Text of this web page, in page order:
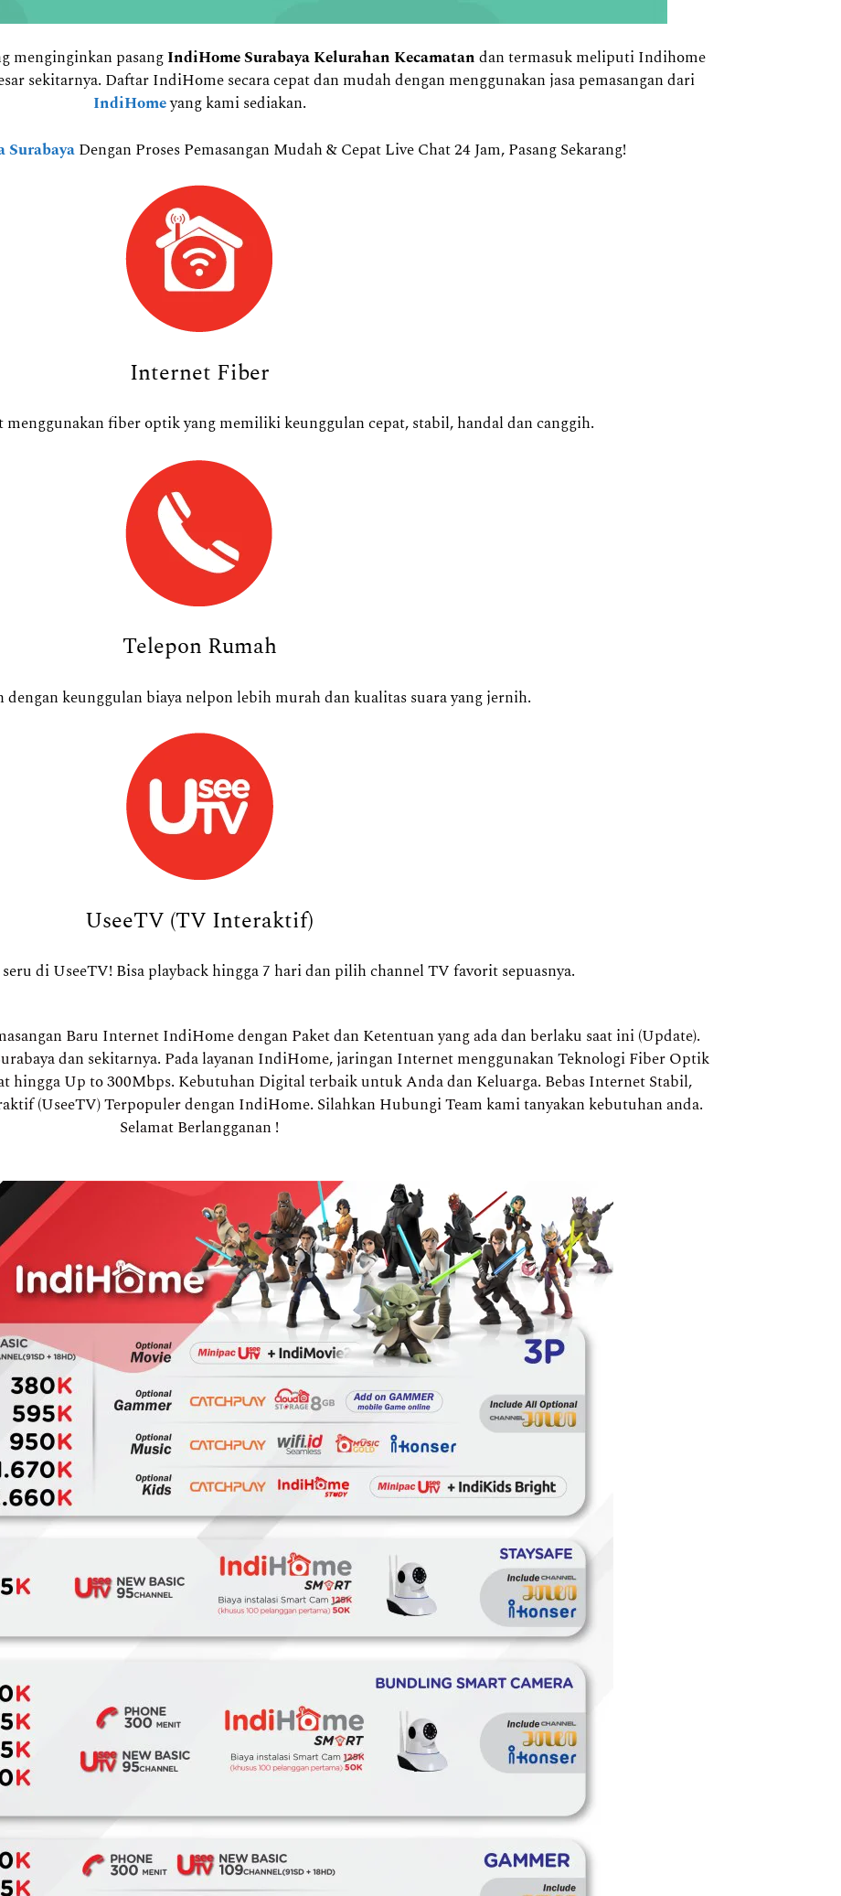
menginginkan pasangIndiHome Surabaya Kelurahan Kecamatandan termasuk meliputi Indihome
sekitarnya. Daftar IndiHome secara cepat dan mudah dengan menggunakan jasa pemasangan dari
IndiHomeyang kami sediakan.
SurabayaDengan Proses Pemasangan Mudah & Cepat Live Chat 24 Jam, Pasang Sekarang!
Internet Fiber
menggunakan fiber optik yang memiliki keunggulan cepat, stabil, handal dan canggih.
Telepon Rumah
keunggulan biaya nelpon lebih murah dan kualitas suara yang jernih.
UseeTV (TV Interaktif)
di UseeTV! Bisa playback hingga 7 hari dan pilih channel TV favorit sepuasnya.
Baru Internet IndiHome dengan Paket dan Ketentuan yang ada dan berlaku saat ini (Update).
dan sekitarnya. Pada layanan IndiHome, jaringan Internet menggunakan Teknologi Fiber Optik
hingga Up to 300Mbps. Kebutuhan Digital terbaik untuk Anda dan Keluarga. Bebas Internet Stabil,
(UseeTV) Terpopuler dengan IndiHome. Silahkan Hubungi Team kami tanyakan kebutuhan anda.
Selamat Berlangganan !